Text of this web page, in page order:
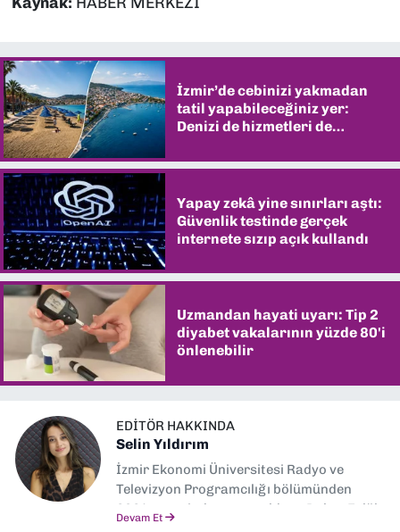
İzmir’de cebinizi yakmadan
tatil yapabileceğiniz yer:
Denizi de hizmetleri de
Yapay zekâ yine sınırları aştı:
Güvenlik testinde gerçek
internete sızıp açık kullandı
Uzmandan hayati uyarı: Tip 2
diyabet vakalarının yüzde 80'i
önlenebilir
EDITÖR HAKKINDA
Selin Yıldırım
İzmir Ekonomi Üniversitesi Radyo ve
Televizyon Programcılığı bölümünden
2024 senesinde mezun oldum. Dokuz Eylül
Devam Et